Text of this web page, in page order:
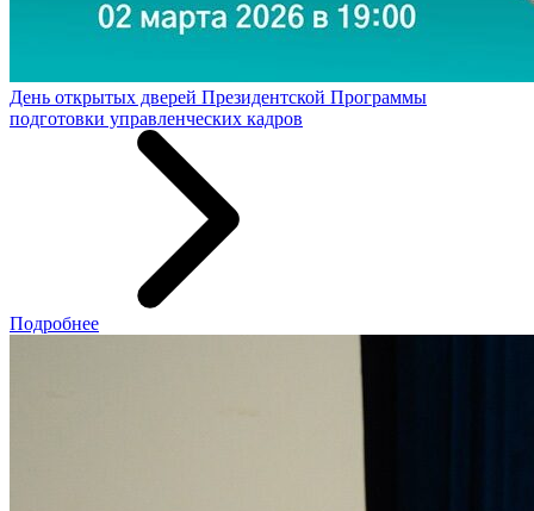
День открытых дверей Президентской Программы
подготовки управленческих кадров
Подробнее